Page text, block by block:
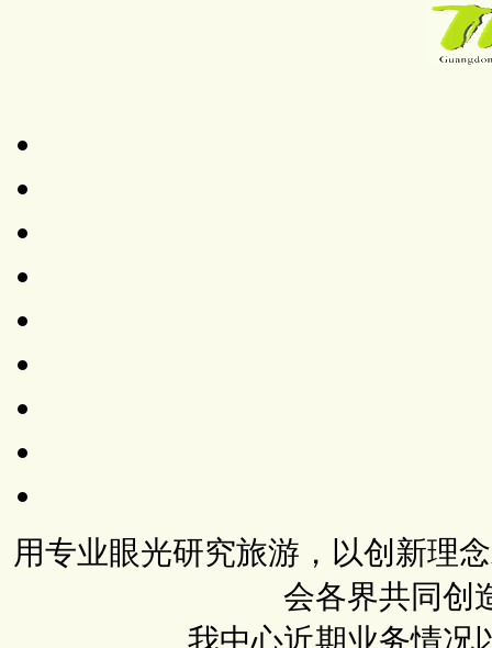
用专业眼光研究旅游，以创新理
会各界共同创
我中心近期业务情况